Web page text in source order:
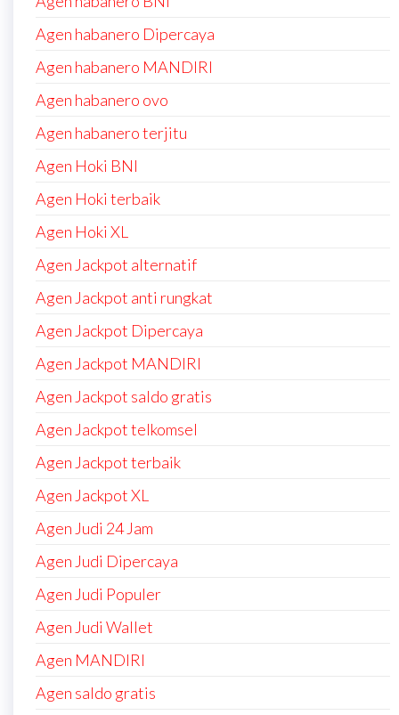
Agen habanero Dipercaya
Agen habanero MANDIRI
Agen habanero ovo
Agen habanero terjitu
Agen Hoki BNI
Agen Hoki terbaik
Agen Hoki XL
Agen Jackpot alternatif
Agen Jackpot anti rungkat
Agen Jackpot Dipercaya
Agen Jackpot MANDIRI
Agen Jackpot saldo gratis
Agen Jackpot telkomsel
Agen Jackpot terbaik
Agen Jackpot XL
Agen Judi 24 Jam
Agen Judi Dipercaya
Agen Judi Populer
Agen Judi Wallet
Agen MANDIRI
Agen saldo gratis